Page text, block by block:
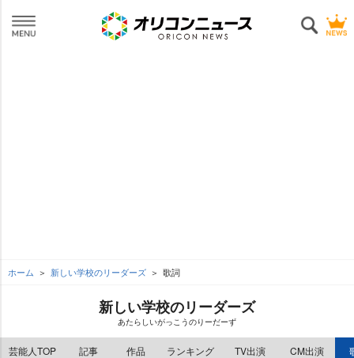
ホーム 新しい学校のリーダーズ 歌詞
新しい学校のリーダーズ
あたらしいがっこうのりーだーず
芸能人TOP 記事 作品 ランキング TV出演 CM出演